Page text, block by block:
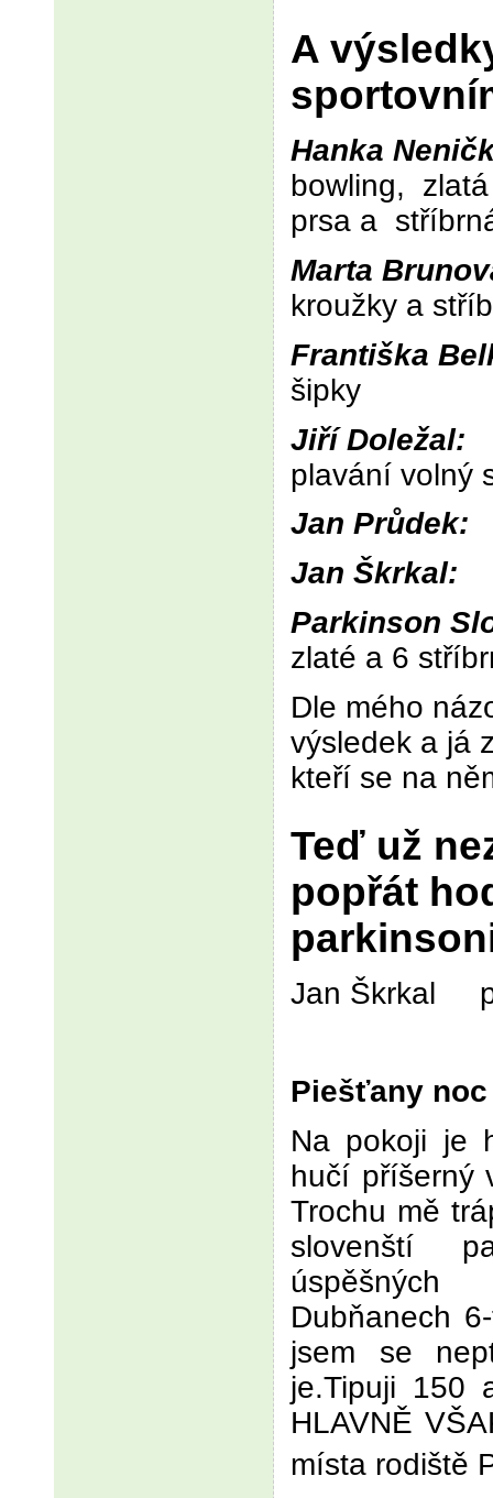
A
Hanka
bowling,
prsa a
Marta
kroužky a
Františka
šipky
Jiří Doležal:
plavání volný
Jan Průdek:
Jan Škrkal:
Parkinson
zlaté a 6
Dle mého
výsledek a já
kteří se na
Teď už
popřát
Jan Škrkal
Piešťany noc
Na pokoji je
hučí příšerný
Trochu mě
slovenští
úspěšných
Dubňanech
jsem se
je.Tipuji 150
HLAVNĚ
místa rodiště